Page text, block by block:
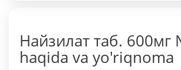
Найзилат таб.
haqida va yo'riqnoma